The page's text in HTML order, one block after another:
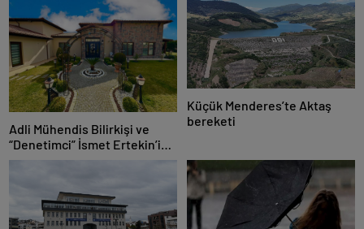
Adli Mühendis Bilirkişi ve
“Denetimci” İsmet Ertekin’in
Milyon Dolar Villası Kaçak
Küçük Menderes’te Aktaş
bereketi